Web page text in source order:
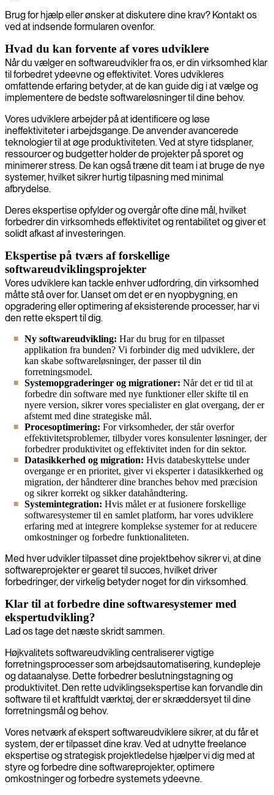
Brug for hjælp eller ønsker at diskutere dine krav? Kontakt os
ved at indsende formularen ovenfor.
Hvad du kan forvente af vores udviklere
Når du vælger en softwareudvikler fra os, er din virksomhed klar
til forbedret ydeevne og effektivitet. Vores udvikleres
omfattende erfaring betyder, at de kan guide dig i at vælge og
implementere de bedste softwareløsninger til dine behov.
Vores udviklere arbejder på at identificere og løse
ineffektiviteter i arbejdsgange. De anvender avancerede
teknologier til at øge produktiviteten. Ved at styre tidsplaner,
ressourcer og budgetter holder de projekter på sporet og
minimerer stress. De kan også træne dit team i at bruge de nye
systemer, hvilket sikrer hurtig tilpasning med minimal
afbrydelse.
Deres ekspertise opfylder og overgår ofte dine mål, hvilket
forbedrer din virksomheds effektivitet og rentabilitet og giver et
solidt afkast af investeringen.
Ekspertise på tværs af forskellige
softwareudviklingsprojekter
Vores udviklere kan tackle enhver udfordring, din virksomhed
måtte stå over for. Uanset om det er en nyopbygning, en
opgradering eller optimering af eksisterende processer, har vi
den rette ekspert til dig.
Ny softwareudvikling: Har du brug for en tilpasset
applikation fra bunden? Vi forbinder dig med udviklere, der
kan skabe softwareløsninger, der passer til din
forretningsmodel.
Systemopgraderinger og migrationer: Når det er tid til at
forbedre din software med nye funktioner eller skifte til en
nyere version, sikrer vores specialister en glat overgang, der er
afstemt med dine strategiske mål.
Procesoptimering: For virksomheder, der står overfor
effektivitetsproblemer, tilbyder vores konsulenter løsninger, der
forbedrer produktivitet og effektivitet inden for din sektor.
Datasikkerhed og migration: Hvis databeskyttelse under
overgange er en prioritet, giver vi eksperter i datasikkerhed og
migration, der håndterer dine branches behov med præcision
og sikrer korrekt og sikker datahåndtering.
Systemintegration: Hvis målet er at fusionere forskellige
softwaresystemer til en samlet platform, har vores udviklere
erfaring med at integrere komplekse systemer for at reducere
omkostninger og forbedre funktionaliteten.
Med hver udvikler tilpasset dine projektbehov sikrer vi, at dine
softwareprojekter er gearet til succes, hvilket driver
forbedringer, der virkelig betyder noget for din virksomhed.
Klar til at forbedre dine softwaresystemer med
ekspertudvikling?
Lad os tage det næste skridt sammen.
Højkvalitets softwareudvikling centraliserer vigtige
forretningsprocesser som arbejdsautomatisering, kundepleje
og dataanalyse. Dette forbedrer beslutningstagning og
produktivitet. Den rette udviklingsekspertise kan forvandle din
software til et kraftfuldt værktøj, der er skræddersyet til dine
forretningsmål og behov.
Vores netværk af ekspert softwareudviklere sikrer, at du får et
system, der er tilpasset dine krav. Ved at udnytte freelance
ekspertise og strategisk projektledelse hjælper vi dig med at
styre og forbedre dine softwareprojekter, optimere
omkostninger og forbedre systemets ydeevne.